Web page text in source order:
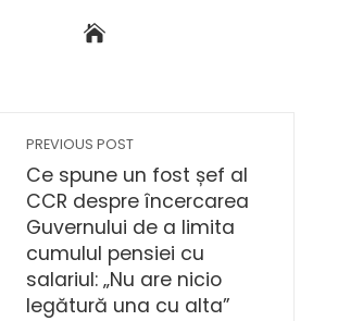
PREVIOUS POST
Ce spune un fost șef al
CCR despre încercarea
Guvernului de a limita
cumulul pensiei cu
salariul: „Nu are nicio
legătură una cu alta”